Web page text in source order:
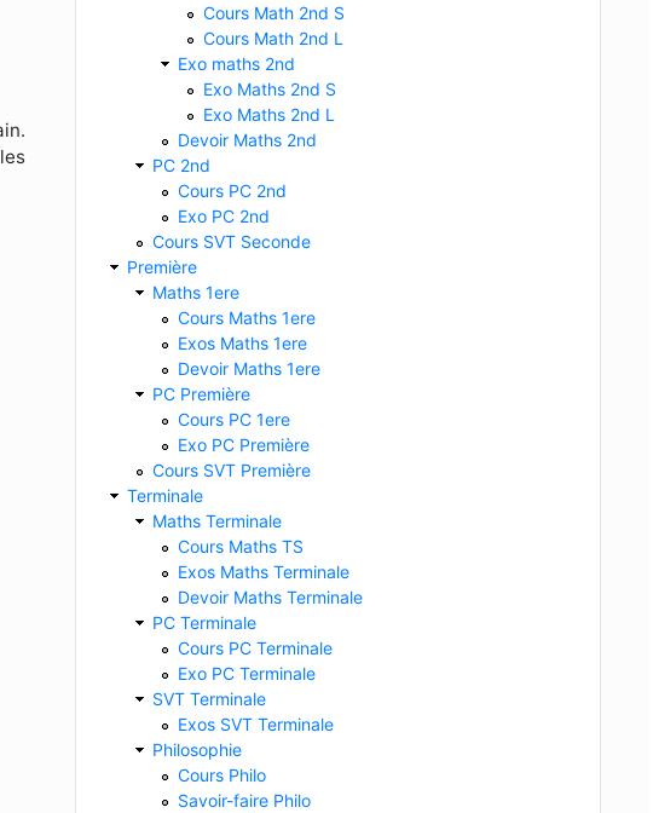
Cours Math 2nd S
Cours Math 2nd L
Exo maths 2nd
Exo Maths 2nd S
Exo Maths 2nd L
Devoir Maths 2nd
PC 2nd
Cours PC 2nd
Exo PC 2nd
Cours SVT Seconde
Première
Maths 1ere
Cours Maths 1ere
Exos Maths 1ere
Devoir Maths 1ere
PC Première
Cours PC 1ere
Exo PC Première
Cours SVT Première
Terminale
Maths Terminale
Cours Maths TS
Exos Maths Terminale
Devoir Maths Terminale
PC Terminale
Cours PC Terminale
Exo PC Terminale
SVT Terminale
Exos SVT Terminale
Philosophie
Cours Philo
Savoir-faire Philo